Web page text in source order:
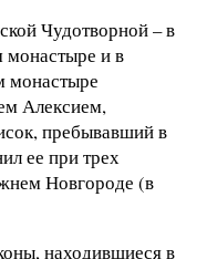
Чудотворной – в
и в
монастыре
Алексием,
пребывавший в
ее при трех
Новгороде (в
находившиеся в